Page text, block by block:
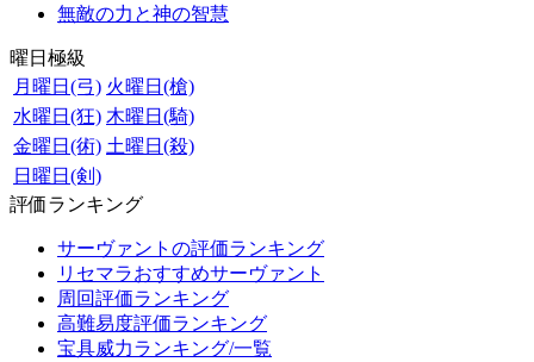
無敵の力と神の智慧
曜日極級
月曜日(弓) 火曜日(槍)
水曜日(狂) 木曜日(騎)
金曜日(術) 土曜日(殺)
日曜日(剣)
評価ランキング
サーヴァントの評価ランキング
リセマラおすすめサーヴァント
周回評価ランキング
高難易度評価ランキング
宝具威力ランキング/一覧